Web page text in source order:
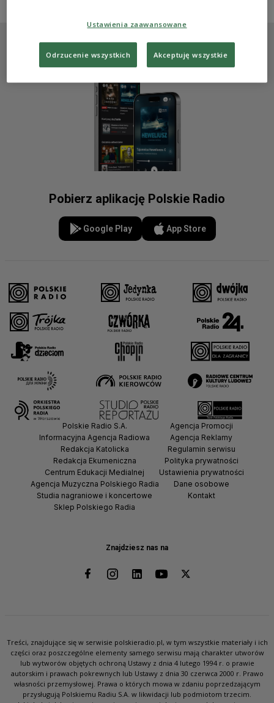
Pobierz aplikację Polskie Radio
Google Play App Store
Znajdziesz nas na
Polskie Radio S.A.
Informacyjna Agencja Radiowa
Redakcja Katolicka
Redakcja Ekumeniczna
Centrum Edukacji Medialnej
Agencja Muzyczna Polskiego Radia
Studia nagraniowe i koncertowe
Sklep Polskiego Radia
Agencja Promocji
Agencja Reklamy
Regulamin serwisu
Polityka prywatności
Ustawienia prywatności
Dane osobowe
Kontakt
Treści, znajdujące się w serwisie polskieradio.pl, w tym wszystkie materiały i ich
części oraz poszczególne elementy samego serwisu mają charakter utworów
lub wytworów objętych ochroną Ustawy z dnia 4 lutego 1994 r. o prawie
autorskim i prawach pokrewnych lub Ustawy z dnia 30 czerwca 2000 r. Prawo
własności przemysłowej. Prawa o których mowa w zdaniu poprzedzającym
przysługują Polskiemu Radiu S.A. w likwidacji lub podmiotom trzecim.
Ustawienia zaawansowane
Odrzucenie wszystkich Akceptuję wszystkie